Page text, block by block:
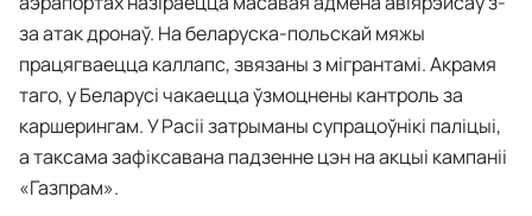
за атак дронаў. На беларуска-польскай мяжы
працягваецца каллапс, звязаны з мігрантамі. Акрамя
таго, у Беларусі чакаецца ўзмоцнены кантроль за
каршерингам. У Расіі затрыманы супрацоўнікі паліцыі,
а таксама зафіксавана падзенне цэн на акцыі кампаніі
«Газпрам».